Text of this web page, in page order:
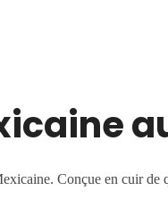
Conçue en cuir de